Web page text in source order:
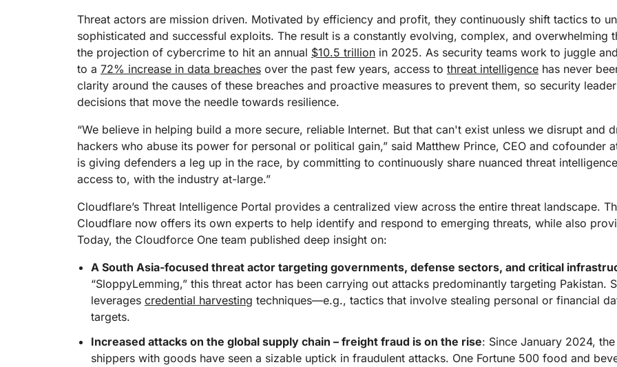
Proteger aplicativos de IA
agêntica e generativa
Simplificar a conformidade e
minimizar os riscos
Proteger dados e atender aos
padrões de conformidade
Interagir
Eventos
Demonstrações
Webinars
Solicite uma
empresas
Planos individuais Compare planos
saída caras
PLANOS E PREÇOS
Crie e implante aplicativos sem
Workers KV
Armazenamento de chave-valor
R2
EXPLORAR
theNET
Insights
executivos para
a empresa digital
Cloudflare TV
Séries e eventos
inovadores
Threat actors are mission driven. Motivated by efficiency and profit, they continuously shift tactics to
sophisticated and successful exploits. The result is a constantly evolving, complex, and overwhelming
the projection of cybercrime to hit an annual $10.5 trillion in 2025. As security teams work to juggle
to a 72% increase in data breaches over the past few years, access to threat intelligence has never
clarity around the causes of these breaches and proactive measures to prevent them, so security
decisions that move the needle towards resilience.
“We believe in helping build a more secure, reliable Internet. But that can't exist unless we disrupt and
hackers who abuse its power for personal or political gain,” said Matthew Prince, CEO and cofounder
is giving defenders a leg up in the race, by committing to continuously share nuanced threat
access to, with the industry at-large.”
Cloudflare’s Threat Intelligence Portal provides a centralized view across the entire threat landscape.
Cloudflare now offers its own experts to help identify and respond to emerging threats, while also
Today, the Cloudforce One team published deep insight on:
A South Asia-focused threat actor targeting governments, defense sectors, and critical
“SloppyLemming,” this threat actor has been carrying out attacks predominantly targeting Pakistan.
leverages credential harvesting techniques—e.g., tactics that involve stealing personal or financial
targets.
Increased attacks on the global supply chain – freight fraud is on the rise: Since January 2024,
shippers with goods have seen a sizable uptick in fraudulent attacks. One Fortune 500 food and